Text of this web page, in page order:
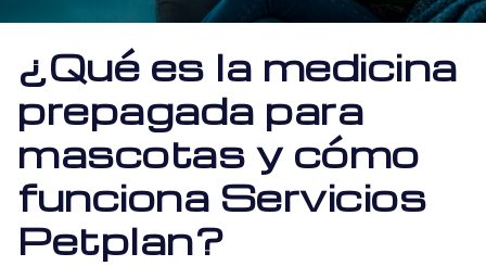
¿Qué es la medicina
prepagada para
mascotas y cómo
funciona Servicios
Petplan?